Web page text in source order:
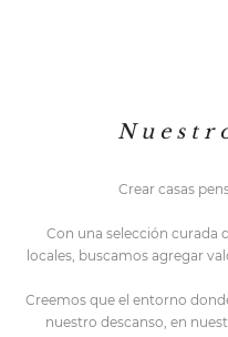
N u e s t r
Crear casas
Con una selección curada
locales, buscamos agregar
Creemos que el entorno do
nuestro descanso, en